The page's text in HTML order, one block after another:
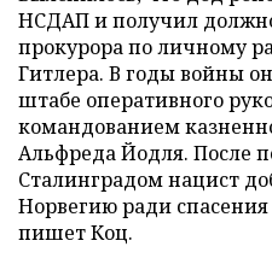
НСДАП и получил
прокурора по личному
Гитлера. В годы войны
штабе оперативного
командованием
Альфреда Йодля. После
Сталинградом нацист
Норвегию ради
пишет Коц.